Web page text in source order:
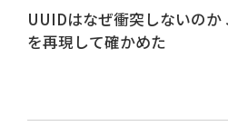
UUIDはなぜ衝突しないのか
を再現して確かめた